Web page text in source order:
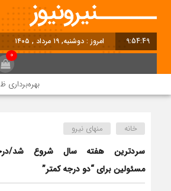
9:54:50 امروز : دوشنبه, ۱۹ مرداد , ۱۴۰۵
0
بهره‌برداری ظرفیت 95 مگاواتی نیروگاه خورشیدی شمس‌آباد
خانه منهای نیرو
سردترین هفته سال شروع شد/
مسئولین برای “دو درجه کمتر”